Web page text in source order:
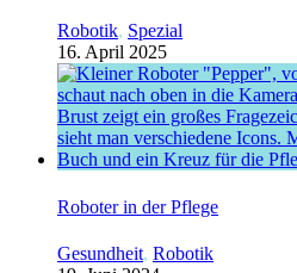
Robotik, Spezial
16. April 2025
Roboter in der Pflege
Gesundheit, Robotik